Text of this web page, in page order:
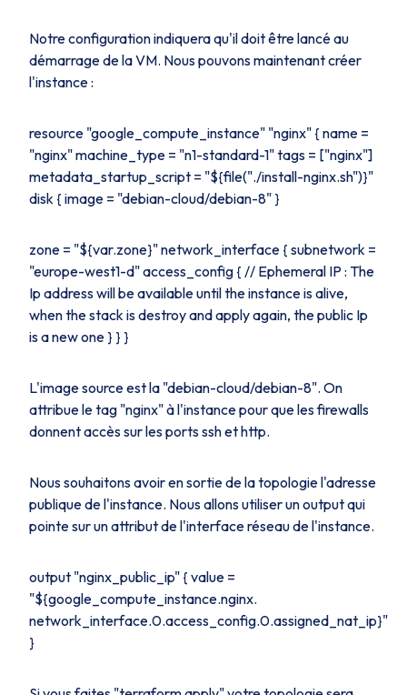
Notre configuration indiquera qu'il doit être lancé au
démarrage de la VM. Nous pouvons maintenant créer
l'instance :
resource "google_compute_instance" "nginx" { name =
"nginx" machine_type = "n1-standard-1" tags = ["nginx"]
metadata_startup_script = "${file("./install-nginx.sh")}"
disk { image = "debian-cloud/debian-8" }
zone = "${var.zone}" network_interface { subnetwork =
"europe-west1-d" access_config { // Ephemeral IP : The
Ip address will be available until the instance is alive,
when the stack is destroy and apply again, the public Ip
is a new one } } }
L'image source est la "debian-cloud/debian-8". On
attribue letag "nginx" à l'instance pour que lesfirewalls
donnent accès sur les ports ssh et http.
Nous souhaitons avoir en sortie de la topologie l'adresse
publique de l'instance. Nous allons utiliser unoutputqui
pointe sur un attribut de l'interface réseau de l'instance.
output "nginx_public_ip" { value =
"${google_compute_instance.nginx.
network_interface.0.access_config.0.assigned_nat_ip}"
}